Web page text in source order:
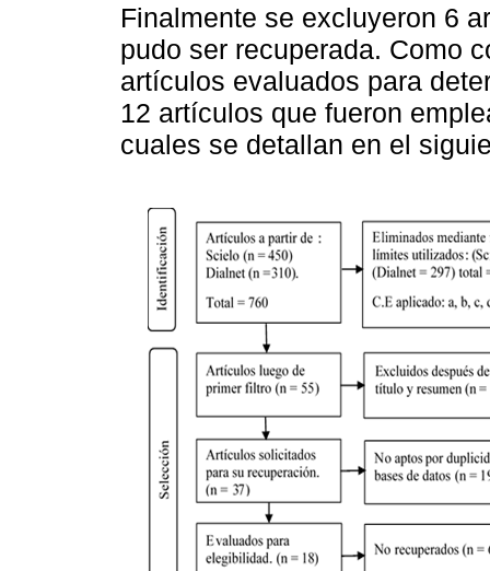
Finalmente se excluyeron 6
pudo ser recuperada. Como
artículos evaluados para
12 artículos que fueron
cuales se detallan en el